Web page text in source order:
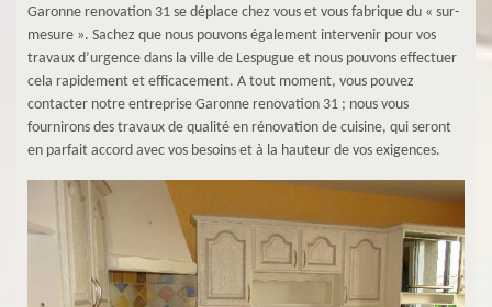
Garonne renovation 31 se déplace chez vous et vous fabrique du « sur-
mesure ». Sachez que nous pouvons également intervenir pour vos
travaux d’urgence dans la ville de Lespugue et nous pouvons effectuer
cela rapidement et efficacement. A tout moment, vous pouvez
contacter notre entreprise Garonne renovation 31 ; nous vous
fournirons des travaux de qualité en rénovation de cuisine, qui seront
en parfait accord avec vos besoins et à la hauteur de vos exigences.